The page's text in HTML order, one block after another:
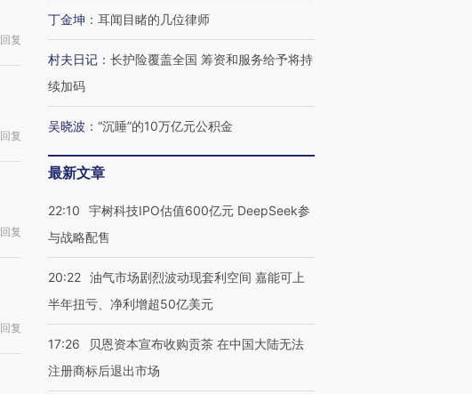
回复
回复
回复
回复
丁金坤 ： 耳闻目睹的几位律师
村夫日记 ： 长护险覆盖全国 筹资和服务给予将持
续加码
吴晓波 ： “沉睡”的10万亿元公积金
最新文章
22:10
宇树科技IPO估值600亿元 DeepSeek参
与战略配售
20:22 油气市场剧烈波动现套利空间 嘉能可上
半年扭亏、净利增超50亿美元
17:26
贝恩资本宣布收购贡茶 在中国大陆无法
注册商标后退出市场